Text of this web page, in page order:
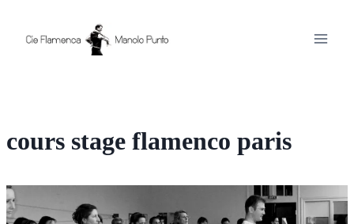
contenu
cours stage flamenco paris